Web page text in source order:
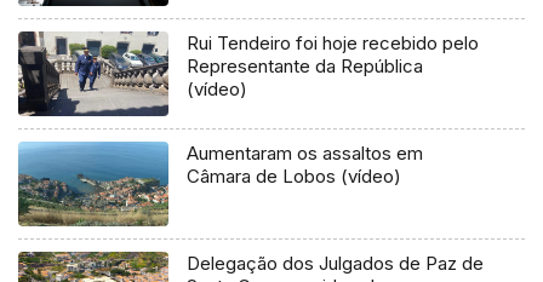
Rui Tendeiro foi hoje recebido pelo
Representante da República
(vídeo)
Aumentaram os assaltos em
Câmara de Lobos (vídeo)
Delegação dos Julgados de Paz de